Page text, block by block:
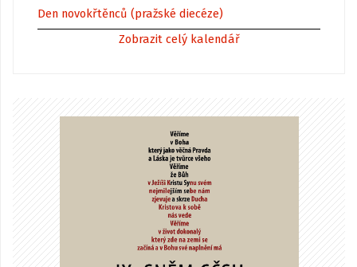
Den novokřtěnců (pražské diecéze)
Zobrazit celý kalendář